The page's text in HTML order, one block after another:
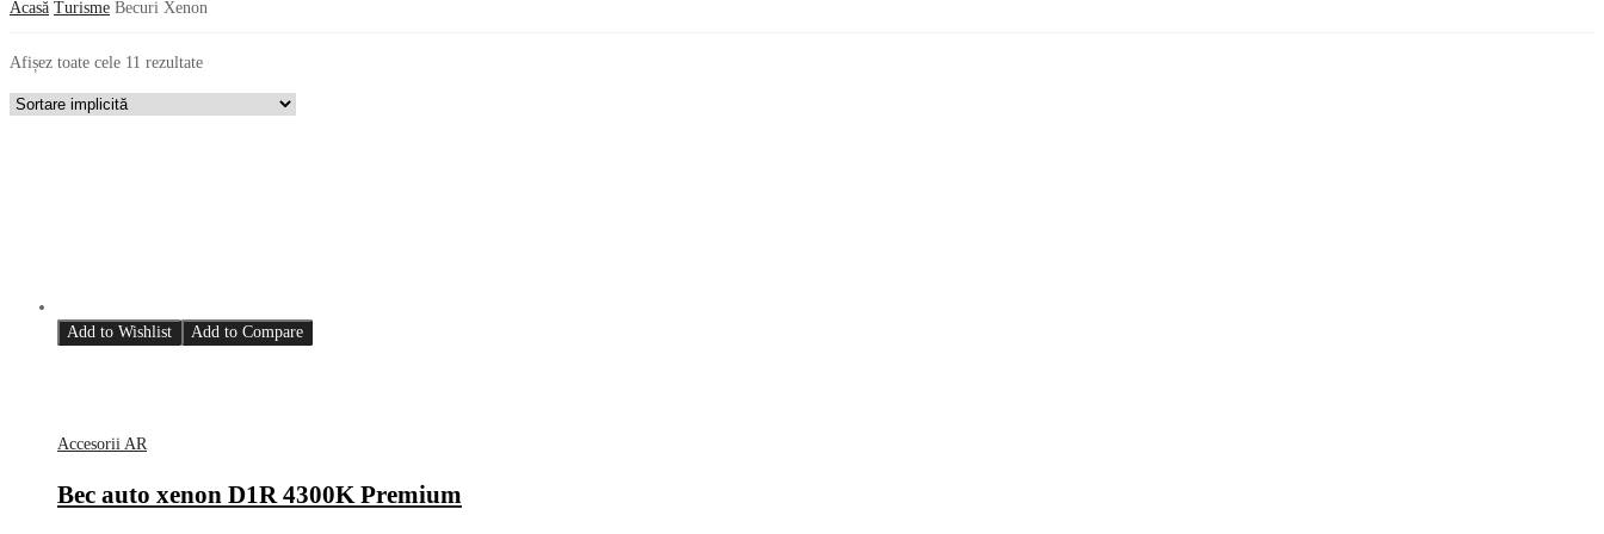
Acasă Turisme Becuri Xenon
Afișez toate cele 11 rezultate
Add to Wishlist Add to Compare
Accesorii AR
Bec auto xenon D1R 4300K Premium